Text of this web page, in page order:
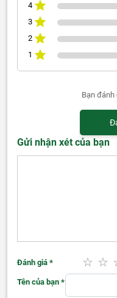
4
3
2
1
Bạn đánh
Gửi nhận xét của bạn
Đánh giá *
Tên của bạn *